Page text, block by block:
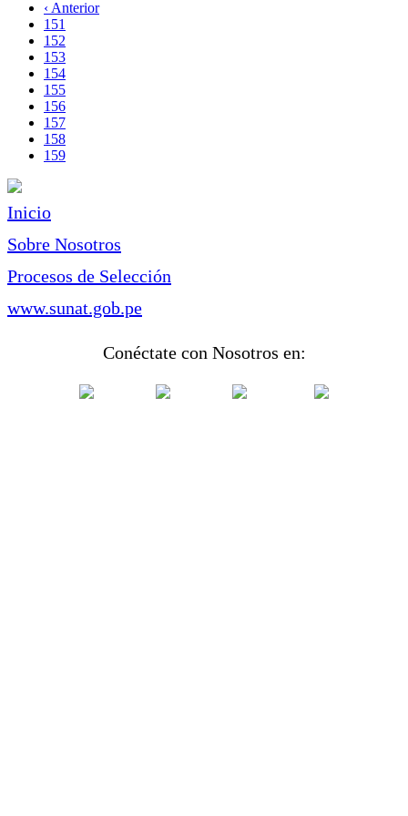
Paginación
página
Página
anterior
‹ Anterior
Page
151
Page
152
Page
153
Page
154
Page
155
Page
156
Page
157
Page
158
Página
159
Inicio
Sobre Nosotros
Procesos de Selección
www.sunat.gob.pe
Conéctate con Nosotros en: